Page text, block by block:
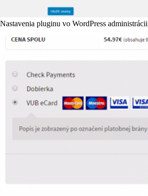
Nastavenia pluginu vo WordPress administrácii